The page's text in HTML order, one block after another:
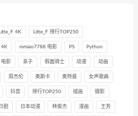
Litte_F 4K Litte_F 排行TOP250
4K mmiao7788 电影 PS Python
电影 亲子 假面骑士 动漫 动画
周杰伦 奥斯卡 奥特曼 女声歌曲
抖音 排行TOP250 插画 摄影
日剧 日本动漫 林俊杰 漫画 王芳